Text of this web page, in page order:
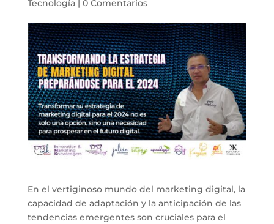
Tecnología| 0 Comentarios
En el vertiginoso mundo del marketing digital, la
capacidad de adaptación y la anticipación de las
tendencias emergentes son cruciales para el